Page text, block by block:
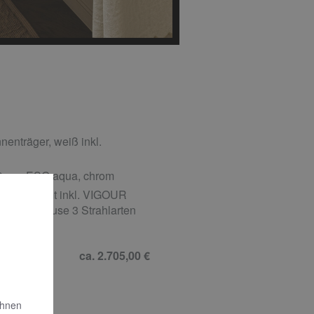
weiß inkl.
ESG aqua, chrom
verchromt inkl. VIGOUR
Handbrause 3 Strahlarten
ca. 2.705,00 €